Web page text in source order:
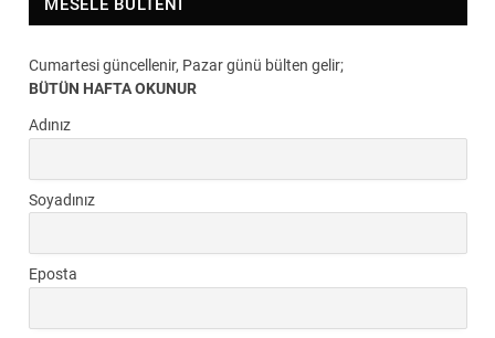
MESELE BÜLTENI
Cumartesi güncellenir, Pazar günü bülten gelir;
BÜTÜN HAFTA OKUNUR
Adınız
Soyadınız
Eposta